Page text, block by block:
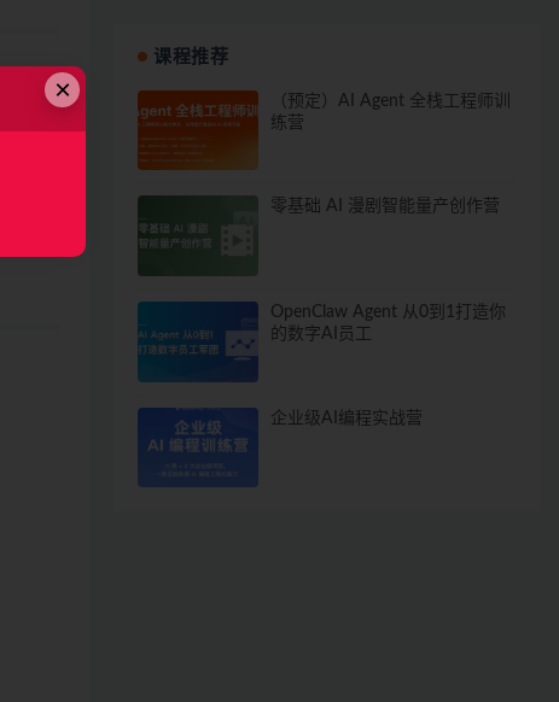
课程推荐
（预定）AI Agent 全栈工程师训
练营
零基础 AI 漫剧智能量产创作营
OpenClaw Agent 从0到1打造你
的数字AI员工
企业级AI编程实战营
×